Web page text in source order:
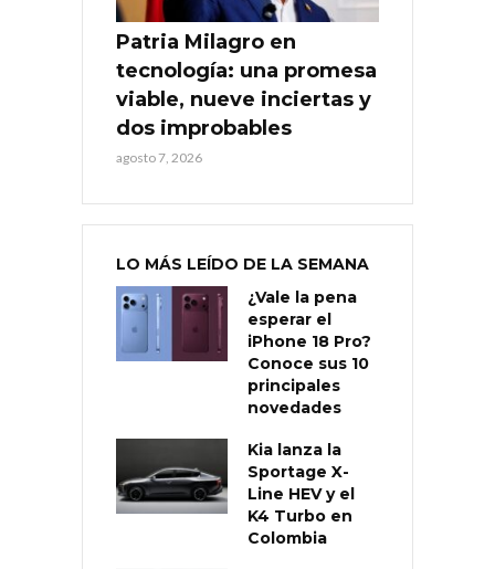
Patria Milagro en
tecnología: una promesa
viable, nueve inciertas y
dos improbables
agosto 7, 2026
LO MÁS LEÍDO DE LA SEMANA
¿Vale la pena
esperar el
iPhone 18 Pro?
Conoce sus 10
principales
novedades
Kia lanza la
Sportage X-
Line HEV y el
K4 Turbo en
Colombia